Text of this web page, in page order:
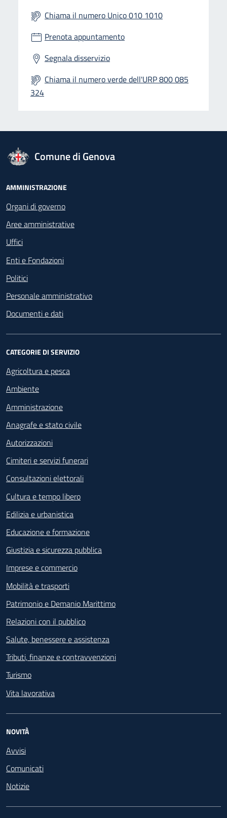
Chiama il numero Unico 010 1010
Prenota appuntamento
Segnala disservizio
Chiama il numero verde dell'URP 800 085
324
logo Unione Europea
Comune di Genova
Footer - Navigazione
AMMINISTRAZIONE
Organi di governo
Aree amministrative
Uffici
Enti e Fondazioni
Politici
Personale amministrativo
Documenti e dati
CATEGORIE DI SERVIZIO
Agricoltura e pesca
Ambiente
Amministrazione
Anagrafe e stato civile
Autorizzazioni
Cimiteri e servizi funerari
Consultazioni elettorali
Cultura e tempo libero
Edilizia e urbanistica
Educazione e formazione
Giustizia e sicurezza pubblica
Imprese e commercio
Mobilità e trasporti
Patrimonio e Demanio Marittimo
Relazioni con il pubblico
Salute, benessere e assistenza
Tributi, finanze e contravvenzioni
Turismo
Vita lavorativa
NOVITÀ
Avvisi
Comunicati
Notizie